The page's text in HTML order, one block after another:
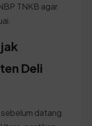
TNKB agar
Deli
datang